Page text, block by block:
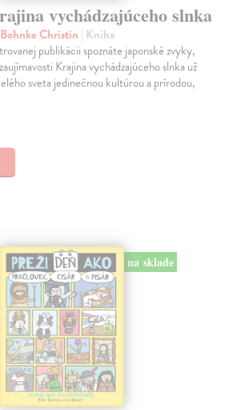
vychádzajúceho slnka
Christin | Kniha
publikácii spoznáte japonské zvyky,
Krajina vychádzajúceho slnka už
sveta jedinečnou kultúrou a prírodou,
na sklade